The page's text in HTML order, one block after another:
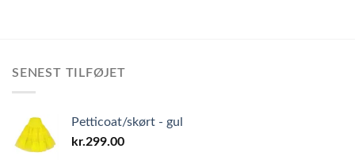
SENEST TILFØJET
Petticoat/skørt - gul
kr.299.00